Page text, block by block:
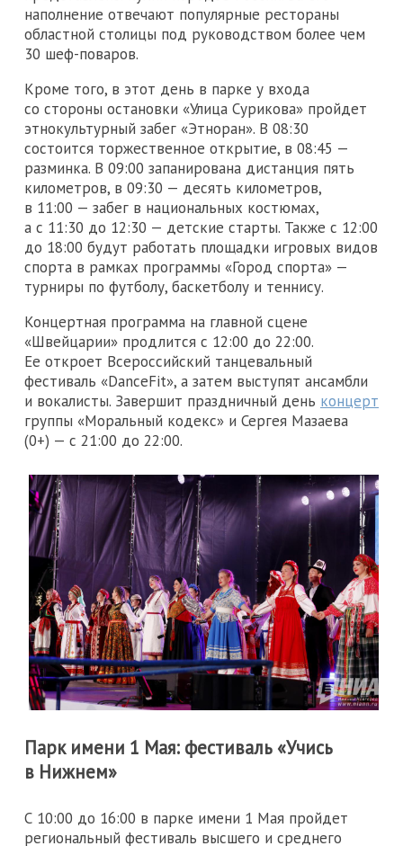
наполнение отвечают популярные рестораны
областной столицы под руководством более чем
30 шеф-поваров.
Кроме того, в этот день в парке у входа
со стороны остановки «Улица Сурикова» пройдет
этнокультурный забег «Этноран». В 08:30
состоится торжественное открытие, в 08:45 —
разминка. В 09:00 запанирована дистанция пять
километров, в 09:30 — десять километров,
в 11:00 — забег в национальных костюмах,
а с 11:30 до 12:30 — детские старты. Также с 12:00
до 18:00 будут работать площадки игровых видов
спорта в рамках программы «Город спорта» —
турниры по футболу, баскетболу и теннису.
Концертная программа на главной сцене
«Швейцарии» продлится с 12:00 до 22:00.
Ее откроет Всероссийский танцевальный
фестиваль «DanceFit», а затем выступят ансамбли
и вокалисты. Завершит праздничный день концерт
группы «Моральный кодекс» и Сергея Мазаева
(0+) — с 21:00 до 22:00.
Парк имени 1 Мая: фестиваль «Учись
в Нижнем»
С 10:00 до 16:00 в парке имени 1 Мая пройдет
региональный фестиваль высшего и среднего